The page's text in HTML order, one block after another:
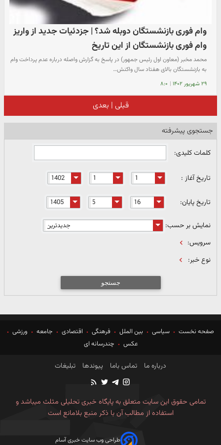
وام فوری بازنشستگان دوبله شد؟ | جزدئیات جدید از واریز
وام فوری بازنشستگان از این تاریخ
محمد مخبر (معاون اول رئیس جمهور) در پاسخ به گزارش واصله درباره‌ عدم پرداخت وام
به بازنشستگان بالای هفتاد سال واکنش…
۲۹ شهریور ۱۴۰۲ | ۸:۰
قبلی | بعدی
جستجوی پیشرفته
کلمات کلیدی:
تاریخ آغاز :
تاریخ پایان:
نمایش بر حسب:
سرویس:
نوع خبر:
جستجو
صفحه نخست سیاسی بین الملل فرهنگی اقتصادی جامعه
ورزشی
عکس
چندرسانه ای
درباره ما تماس باما پیوندها تبلیغات
تمامی حقوق این سایت متعلق به پایگاه خبری تحلیلی مثلث میباشد و
استفاده از مطالب آن با ذکر منبع بلامانع است
طراحی وب سایت خبری آسام